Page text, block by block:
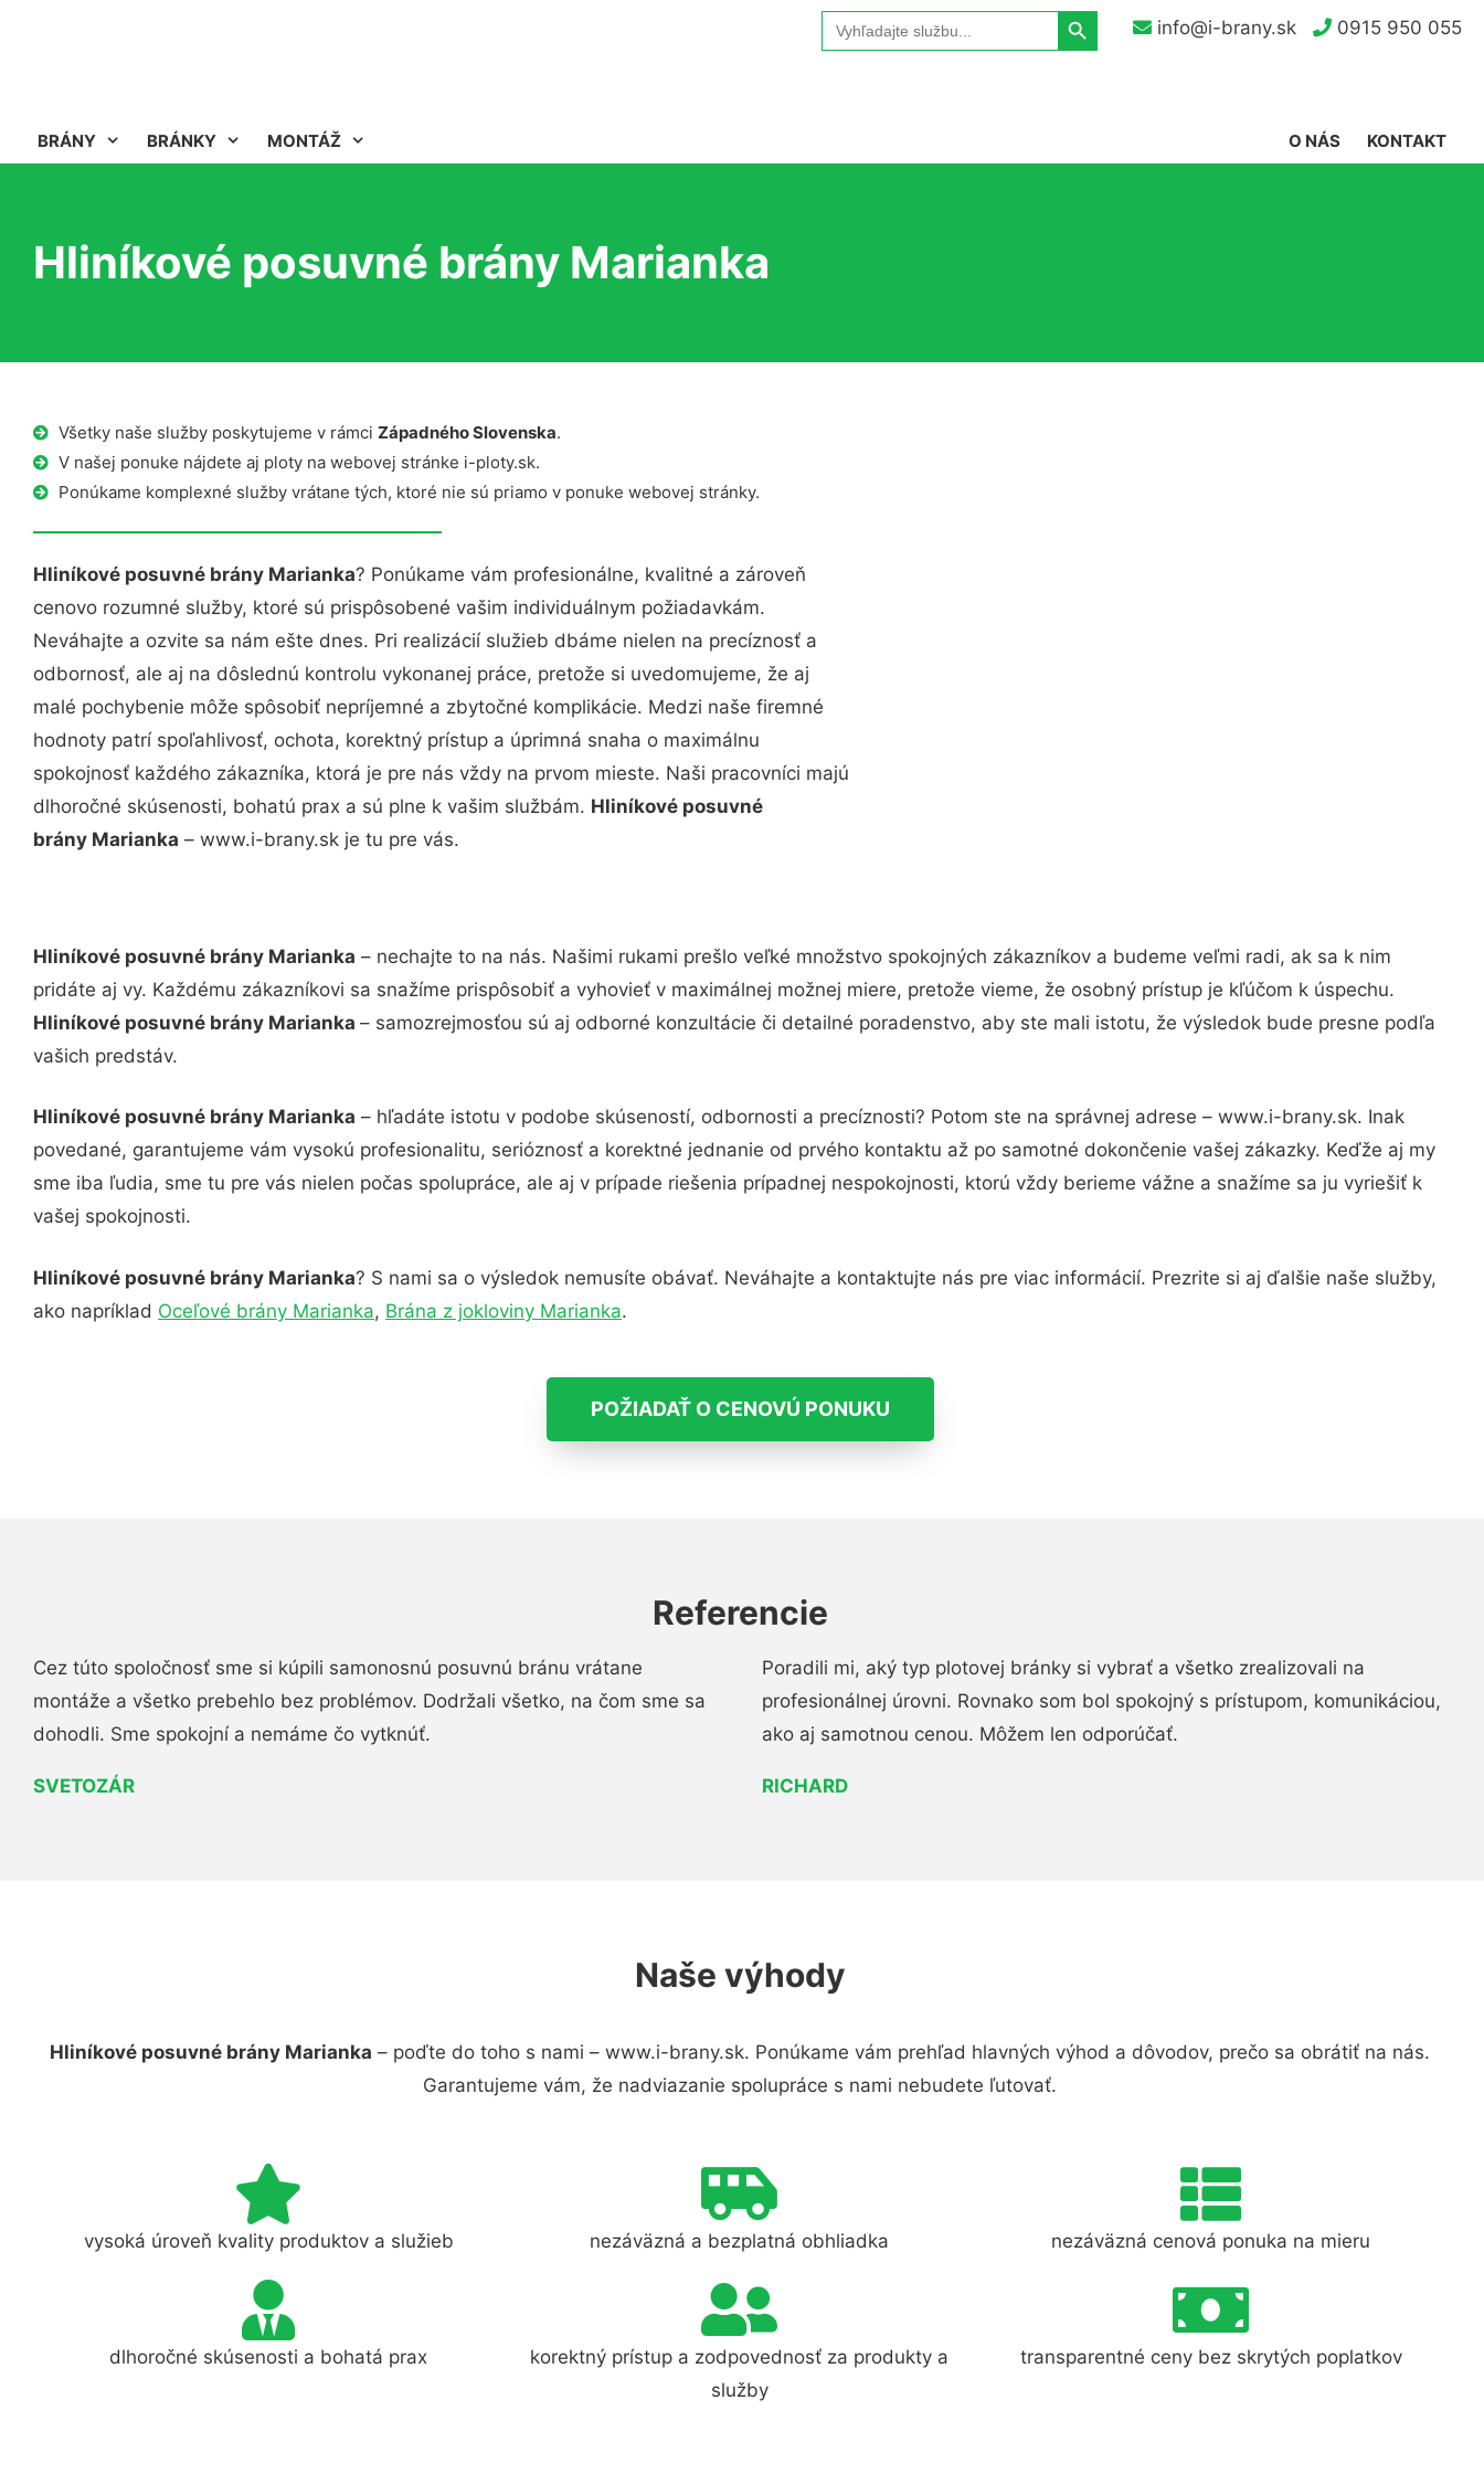
info@i-brany.sk 0915 950 055
Search
for:
Search Button
BRÁNY BRÁNKY MONTÁŽ KONTAKT
O NÁS
Hliníkové posuvné brány Marianka
Všetky naše služby poskytujeme v rámci Západného Slovenska.
V našej ponuke nájdete aj ploty na webovej stránke i-ploty.sk.
Ponúkame komplexné služby vrátane tých, ktoré nie sú priamo v ponuke webovej stránky.
Hliníkové posuvné brány Marianka? Ponúkame vám profesionálne, kvalitné a zároveň
cenovo rozumné služby, ktoré sú prispôsobené vašim individuálnym požiadavkám.
Neváhajte a ozvite sa nám ešte dnes. Pri realizácií služieb dbáme nielen na precíznosť a
odbornosť, ale aj na dôslednú kontrolu vykonanej práce, pretože si uvedomujeme, že aj
malé pochybenie môže spôsobiť nepríjemné a zbytočné komplikácie. Medzi naše firemné
hodnoty patrí spoľahlivosť, ochota, korektný prístup a úprimná snaha o maximálnu
spokojnosť každého zákazníka, ktorá je pre nás vždy na prvom mieste. Naši pracovníci majú
dlhoročné skúsenosti, bohatú prax a sú plne k vašim službám. Hliníkové posuvné
brány Marianka – www.i-brany.sk je tu pre vás.
Hliníkové posuvné brány Marianka – nechajte to na nás. Našimi rukami prešlo veľké množstvo spokojných zákazníkov a budeme veľmi radi, ak sa k nim
pridáte aj vy. Každému zákazníkovi sa snažíme prispôsobiť a vyhovieť v maximálnej možnej miere, pretože vieme, že osobný prístup je kľúčom k úspechu.
Hliníkové posuvné brány Marianka – samozrejmosťou sú aj odborné konzultácie či detailné poradenstvo, aby ste mali istotu, že výsledok bude presne podľa
vašich predstáv.
Hliníkové posuvné brány Marianka – hľadáte istotu v podobe skúseností, odbornosti a precíznosti? Potom ste na správnej adrese – www.i-brany.sk. Inak
povedané, garantujeme vám vysokú profesionalitu, serióznosť a korektné jednanie od prvého kontaktu až po samotné dokončenie vašej zákazky. Keďže aj my
sme iba ľudia, sme tu pre vás nielen počas spolupráce, ale aj v prípade riešenia prípadnej nespokojnosti, ktorú vždy berieme vážne a snažíme sa ju vyriešiť k
vašej spokojnosti.
Hliníkové posuvné brány Marianka? S nami sa o výsledok nemusíte obávať. Neváhajte a kontaktujte nás pre viac informácií. Prezrite si aj ďalšie naše služby,
ako napríklad Oceľové brány Marianka, Brána z jokloviny Marianka.
POŽIADAŤ O CENOVÚ PONUKU
Referencie
Cez túto spoločnosť sme si kúpili samonosnú posuvnú bránu vrátane
montáže a všetko prebehlo bez problémov. Dodržali všetko, na čom sme sa
dohodli. Sme spokojní a nemáme čo vytknúť.
SVETOZÁR
Poradili mi, aký typ plotovej bránky si vybrať a všetko zrealizovali na
profesionálnej úrovni. Rovnako som bol spokojný s prístupom, komunikáciou,
ako aj samotnou cenou. Môžem len odporúčať.
RICHARD
Naše výhody
Hliníkové posuvné brány Marianka – poďte do toho s nami – www.i-brany.sk. Ponúkame vám prehľad hlavných výhod a dôvodov, prečo sa obrátiť na nás.
Garantujeme vám, že nadviazanie spolupráce s nami nebudete ľutovať.
vysoká úroveň kvality produktov a služieb nezáväzná a bezplatná obhliadka nezáväzná cenová ponuka na mieru
dlhoročné skúsenosti a bohatá prax
korektný prístup a zodpovednosť za produkty a
služby
transparentné ceny bez skrytých poplatkov